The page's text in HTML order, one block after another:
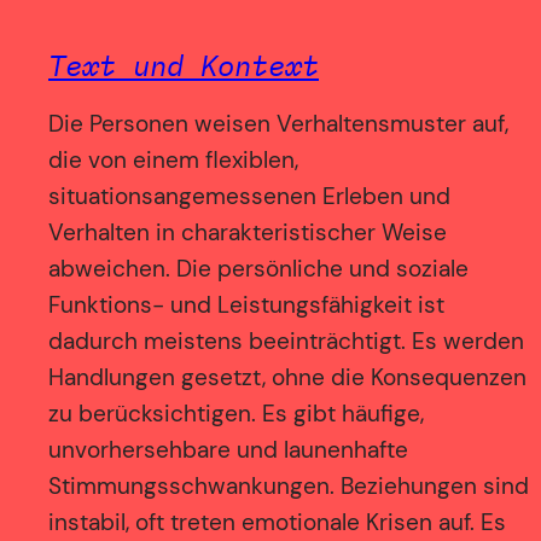
Text und Kontext
Die Personen weisen Verhaltensmuster auf,
die von einem flexiblen,
situationsangemessenen Erleben und
Verhalten in charakteristischer Weise
abweichen. Die persönliche und soziale
Funktions- und Leistungsfähigkeit ist
dadurch meistens beeinträchtigt. Es werden
Handlungen gesetzt, ohne die Konsequenzen
zu berücksichtigen. Es gibt häufige,
unvorhersehbare und launenhafte
Stimmungsschwankungen. Beziehungen sind
instabil, oft treten emotionale Krisen auf. Es